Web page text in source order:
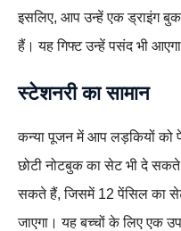
इसलिए, आप उन्हें एक ड्राइंग
हैं। यह गिफ्ट उन्हें पसंद भी
स्टेशनरी का सामान
कन्या पूजन में आप लड़कियों को
छोटी नोटबुक का सेट भी दे
सकते हैं, जिसमें 12 पेंसिल का
जाएगा। यह बच्चों के लिए एक